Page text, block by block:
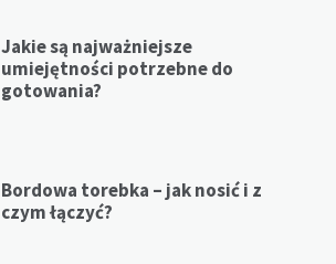
Jakie są najważniejsze
umiejętności potrzebne do
gotowania?
Bordowa torebka – jak nosić i z
czym łączyć?